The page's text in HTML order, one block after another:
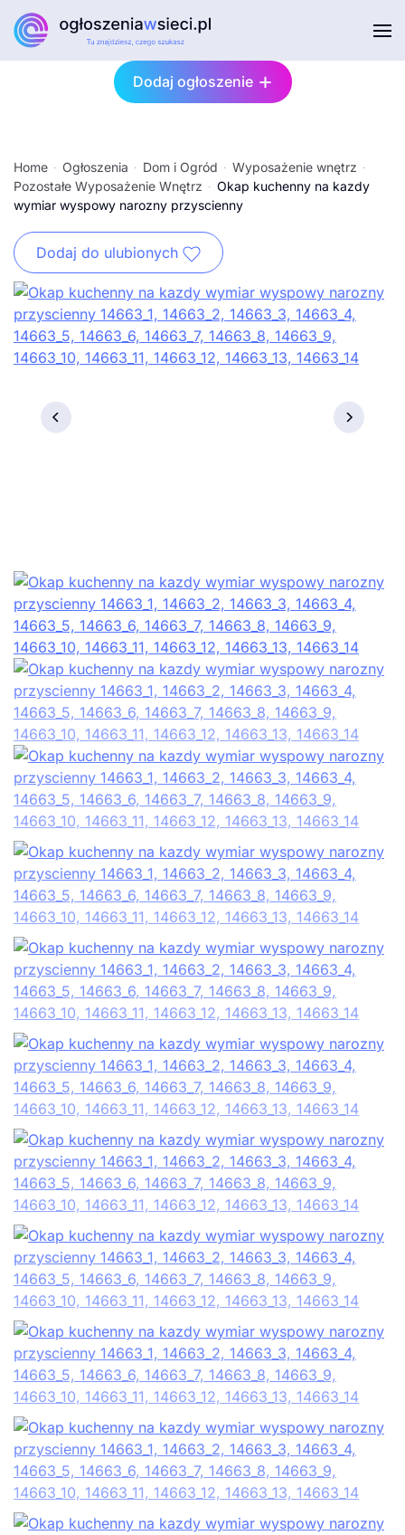
Dodaj ogłoszenie
Home Ogłoszenia Dom i Ogród
Wyposażenie wnętrz
Pozostałe Wyposażenie Wnętrz
Okap kuchenny na kazdy
wymiar wyspowy narozny przyscienny
Dodaj do ulubionych